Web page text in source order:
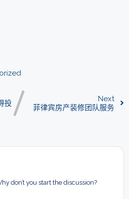
投
Next
菲律宾房产装修团队服务
don’t you start the discussion?